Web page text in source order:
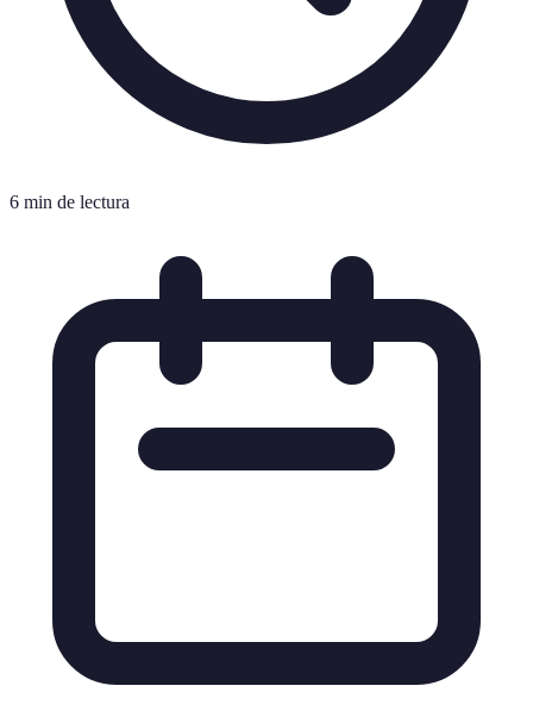
6 min de lectura